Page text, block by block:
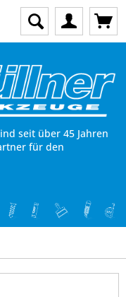
seit über 45 Jahren
für den